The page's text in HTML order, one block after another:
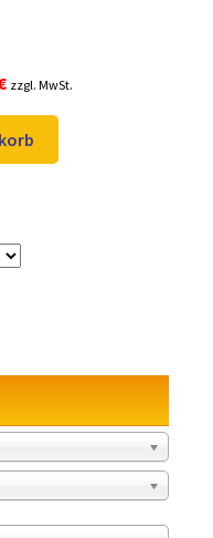
Aktueller
ist:
34,99 €.
zzgl. MwSt.